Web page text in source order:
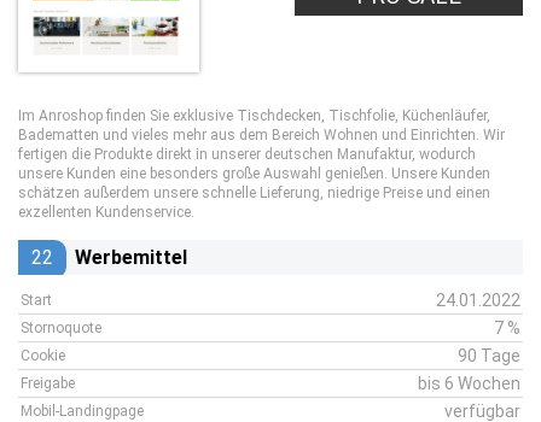
Im Anroshop finden Sie exklusive Tischdecken, Tischfolie, Küchenläufer,
Badematten und vieles mehr aus dem Bereich Wohnen und Einrichten. Wir
fertigen die Produkte direkt in unserer deutschen Manufaktur, wodurch
unsere Kunden eine besonders große Auswahl genießen. Unsere Kunden
schätzen außerdem unsere schnelle Lieferung, niedrige Preise und einen
exzellenten Kundenservice.
22 Werbemittel
Start 24.01.2022
Stornoquote 7 %
Cookie 90 Tage
Freigabe bis 6 Wochen
Mobil-Landingpage verfügbar